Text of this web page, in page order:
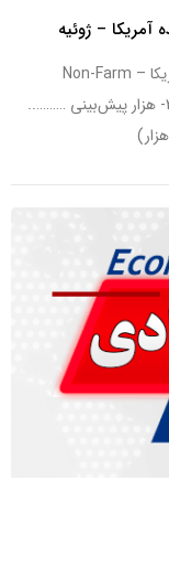
– ژوئیه
تغییرات اشتغال بخش غیرکشاورزی ایالات متحده آمریکا – Non-Farm
Employment Change (ژوئیه) واقعی …………… 23- هزار پیش‌بینی ………..